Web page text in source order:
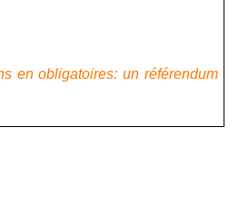
en obligatoires: un référendum